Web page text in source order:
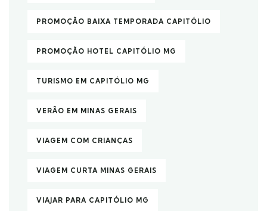
PROMOÇÃO BAIXA TEMPORADA CAPITÓLIO
PROMOÇÃO HOTEL CAPITÓLIO MG
TURISMO EM CAPITÓLIO MG
VERÃO EM MINAS GERAIS
VIAGEM COM CRIANÇAS
VIAGEM CURTA MINAS GERAIS
VIAJAR PARA CAPITÓLIO MG